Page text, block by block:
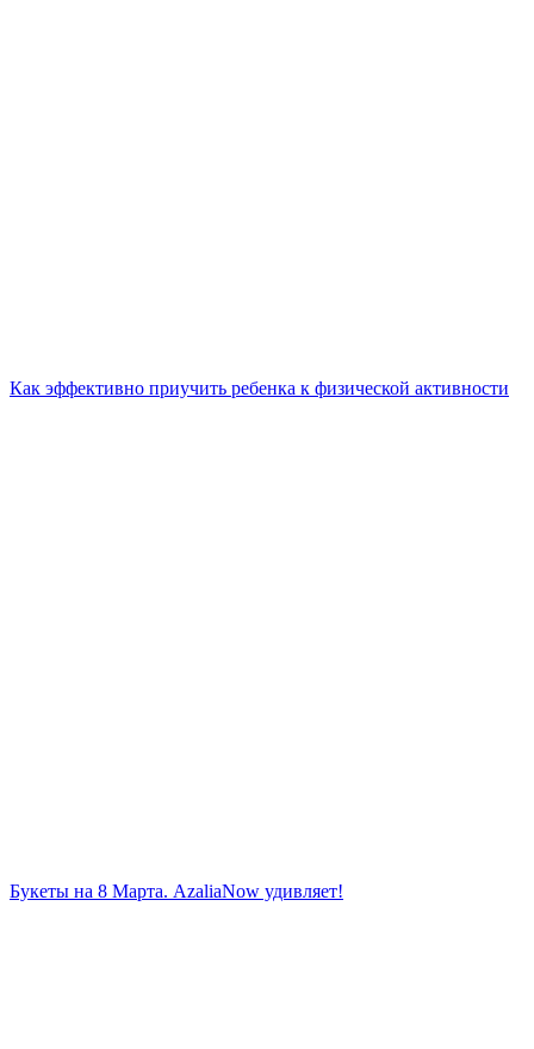
Как эффективно приучить ребенка к физической активности
Букеты на 8 Марта. AzaliaNow удивляет!